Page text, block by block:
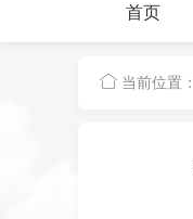
首页
当前位置：